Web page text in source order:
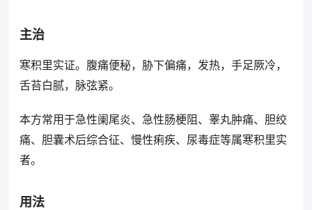
主治
寒积里实证。腹痛便秘，胁下偏痛，发热，手足厥冷，
舌苔白腻，脉弦紧。
本方常用于急性阑尾炎、急性肠梗阻、睾丸肿痛、胆绞
痛、胆囊术后综合征、慢性痢疾、尿毒症等属寒积里实
者。
用法